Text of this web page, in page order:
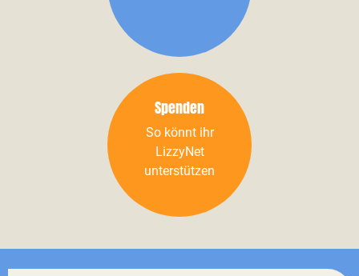
Spenden
So könnt ihr
LizzyNet
unterstützen